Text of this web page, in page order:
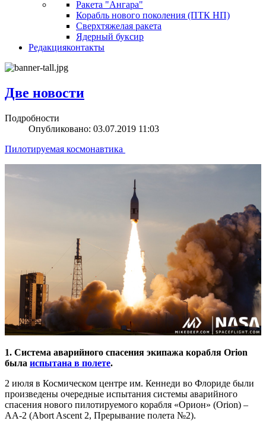
Ракета "Ангара"
Корабль нового поколения (ПТК НП)
Сверхтяжелая ракета
Ядерный буксир
Редакцияконтакты
Две новости
Подробности
Опубликовано: 03.07.2019 11:03
Пилотируемая космонавтика
1. Система аварийного спасения экипажа корабля Orion
была испытана в полете.
2 июля в Космическом центре им. Кеннеди во Флориде были
произведены очередные испытания системы аварийного
спасения нового пилотируемого корабля «Орион» (Orion) –
AA-2 (Abort Ascent 2, Прерывание полета №2).